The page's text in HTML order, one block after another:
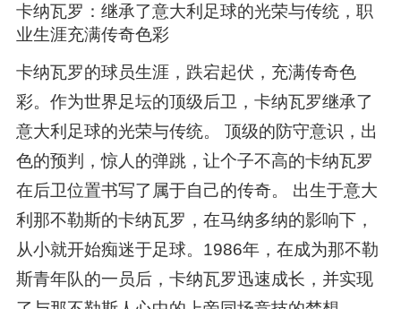
卡纳瓦罗：继承了意大利足球的光荣与传统，职
业生涯充满传奇色彩
卡纳瓦罗的球员生涯，跌宕起伏，充满传奇色
彩。作为世界足坛的顶级后卫，卡纳瓦罗继承了
意大利足球的光荣与传统。 顶级的防守意识，出
色的预判，惊人的弹跳，让个子不高的卡纳瓦罗
在后卫位置书写了属于自己的传奇。 出生于意大
利那不勒斯的卡纳瓦罗，在马纳多纳的影响下，
从小就开始痴迷于足球。1986年，在成为那不勒
斯青年队的一员后，卡纳瓦罗迅速成长，并实现